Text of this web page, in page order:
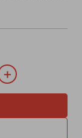
＋